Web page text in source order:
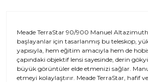
Meade TerraStar 90/900 Manuel
başlayanlar için tasarlanmış bu teleskop,
yapısıyla, hem eğitim amacıyla hem de
çapındaki objektif lensi sayesinde, derin
büyük görüntüler elde etmenizi sağlar.
etmeyi kolaylaştırır. Meade TerraStar, hafif